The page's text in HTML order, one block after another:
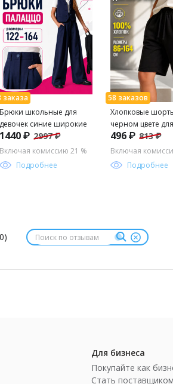
Брюки школьные для
девочек синие широкие
1440 ₽ 2997 ₽
Включая комиссию 21 %
Подробнее
Хлопковые
черном цвете для
мальчиков
496 ₽ 813 ₽
Включая
Подробнее
Для бизнеса
Покупайте как
Стать поставщиком